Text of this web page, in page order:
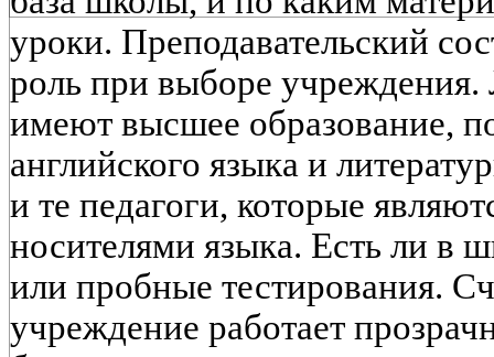
уроки. Преподавательский
роль при выборе учреждения.
имеют высшее образование,
английского языка и
и те педагоги, которые
носителями языка. Есть ли в
или пробные тестирования.
учреждение работает